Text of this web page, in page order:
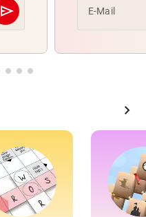
send
Abschicken E-Mail
chevron_right